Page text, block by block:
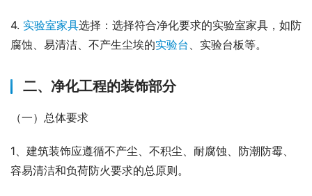
4. 实验室家具选择：选择符合净化要求的实验室家具，如防
腐蚀、易清洁、不产生尘埃的实验台 、实验台板等。
二、净化工程的装饰部分
（一）总体要求
1、建筑装饰应遵循不产尘、不积尘、耐腐蚀、防潮防霉、
容易清洁和负荷防火要求的总原则。